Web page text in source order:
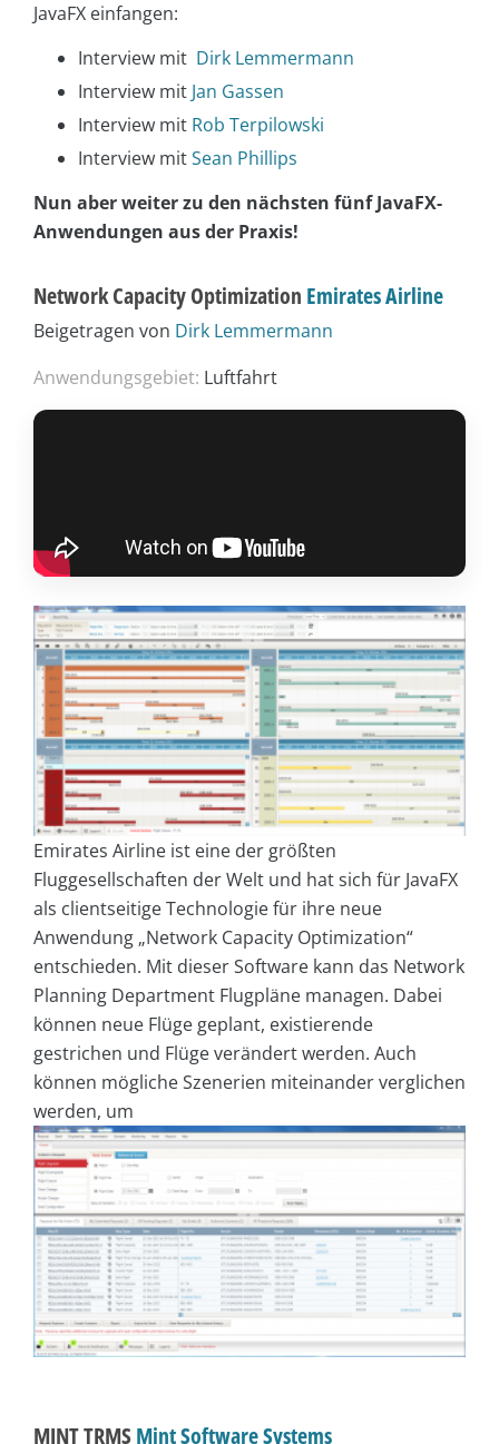
JavaFX einfangen:
Interview mit Dirk Lemmermann
Interview mit Jan Gassen
Interview mit Rob Terpilowski
Interview mitSean Phillips
Nun aber weiter zu den nächsten fünf JavaFX-
Anwendungen aus der Praxis!
Network Capacity Optimization Emirates Airline
Beigetragen von Dirk Lemmermann
Anwendungsgebiet: Luftfahrt
Emirates Airline ist eine der größten
Fluggesellschaften der Welt und hat sich für JavaFX
als clientseitige Technologie für ihre neue
Anwendung „Network Capacity Optimization“
entschieden. Mit dieser Software kann das Network
Planning Department Flugpläne managen. Dabei
können neue Flüge geplant, existierende
gestrichen und Flüge verändert werden. Auch
können mögliche Szenerien miteinander verglichen
werden, um
MINT TRMSMint Software Systems